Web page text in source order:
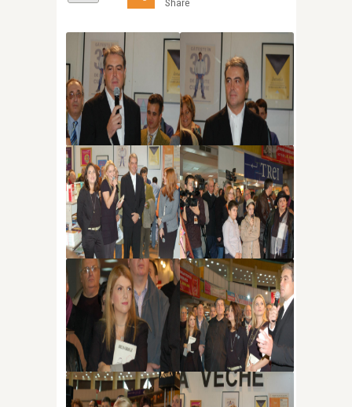
Share